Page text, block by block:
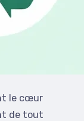
le cœur
de tout